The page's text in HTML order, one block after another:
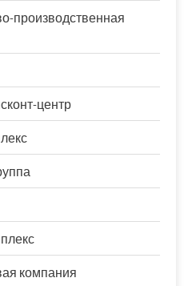
производственная
центр
компания